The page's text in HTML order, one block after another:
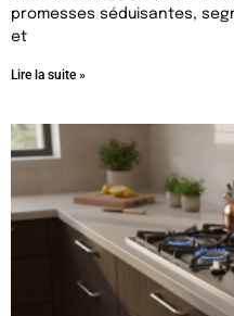
promesses séduisantes,
et
Lire la suite »